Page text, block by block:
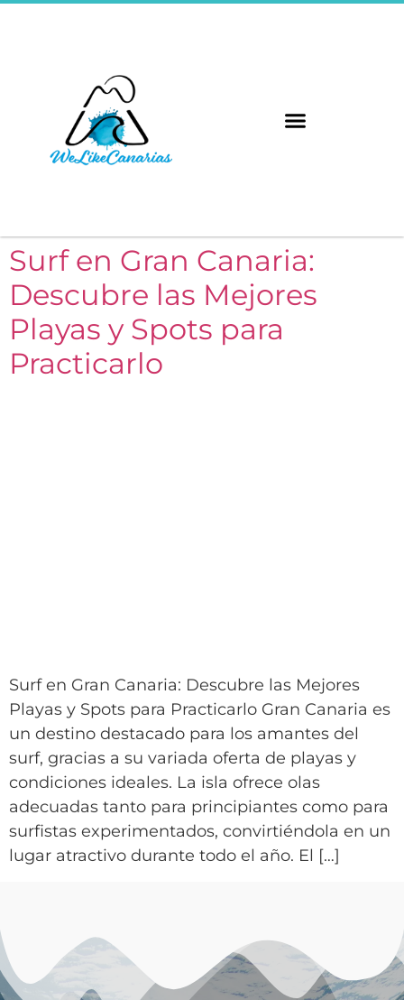
Surf en Gran Canaria:
Descubre las Mejores
Playas y Spots para
Practicarlo
Surf en Gran Canaria: Descubre las Mejores
Playas y Spots para Practicarlo Gran Canaria es
un destino destacado para los amantes del
surf, gracias a su variada oferta de playas y
condiciones ideales. La isla ofrece olas
adecuadas tanto para principiantes como para
surfistas experimentados, convirtiéndola en un
lugar atractivo durante todo el año. El […]